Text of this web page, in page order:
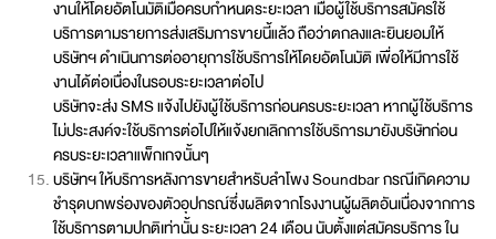
งานให้โดยอัตโนมัติเมื่อครบกำหนดระยะเวลา เมื่อผู้ใช้บริการสมัครใช้
บริการตามรายการส่งเสริมการขายนี้แล้ว ถือว่าตกลงและยินยอมให้
บริษัทฯ ดำเนินการต่ออายุการใช้บริการให้โดยอัตโนมัติ เพื่อให้มีการใช้
งานได้ต่อเนื่องในรอบระยะเวลาต่อไป
บริษัทจะส่ง SMS แจ้งไปยังผู้ใช้บริการก่อนครบระยะเวลา หากผู้ใช้บริการ
ไม่ประสงค์จะใช้บริการต่อไปให้แจ้งยกเลิกการใช้บริการมายังบริษัทก่อน
ครบระยะเวลาแพ็กเกจนั้นๆ
บริษัทฯ ให้บริการหลังการขายสำหรับลำโพง Soundbar กรณีเกิดความ
ชำรุดบกพร่องของตัวอุปกรณ์ซึ่งผลิตจากโรงงานผู้ผลิตอันเนื่องจากการ
ใช้บริการตามปกติเท่านั้น ระยะเวลา 24 เดือน นับตั้งแต่สมัครบริการ ใน